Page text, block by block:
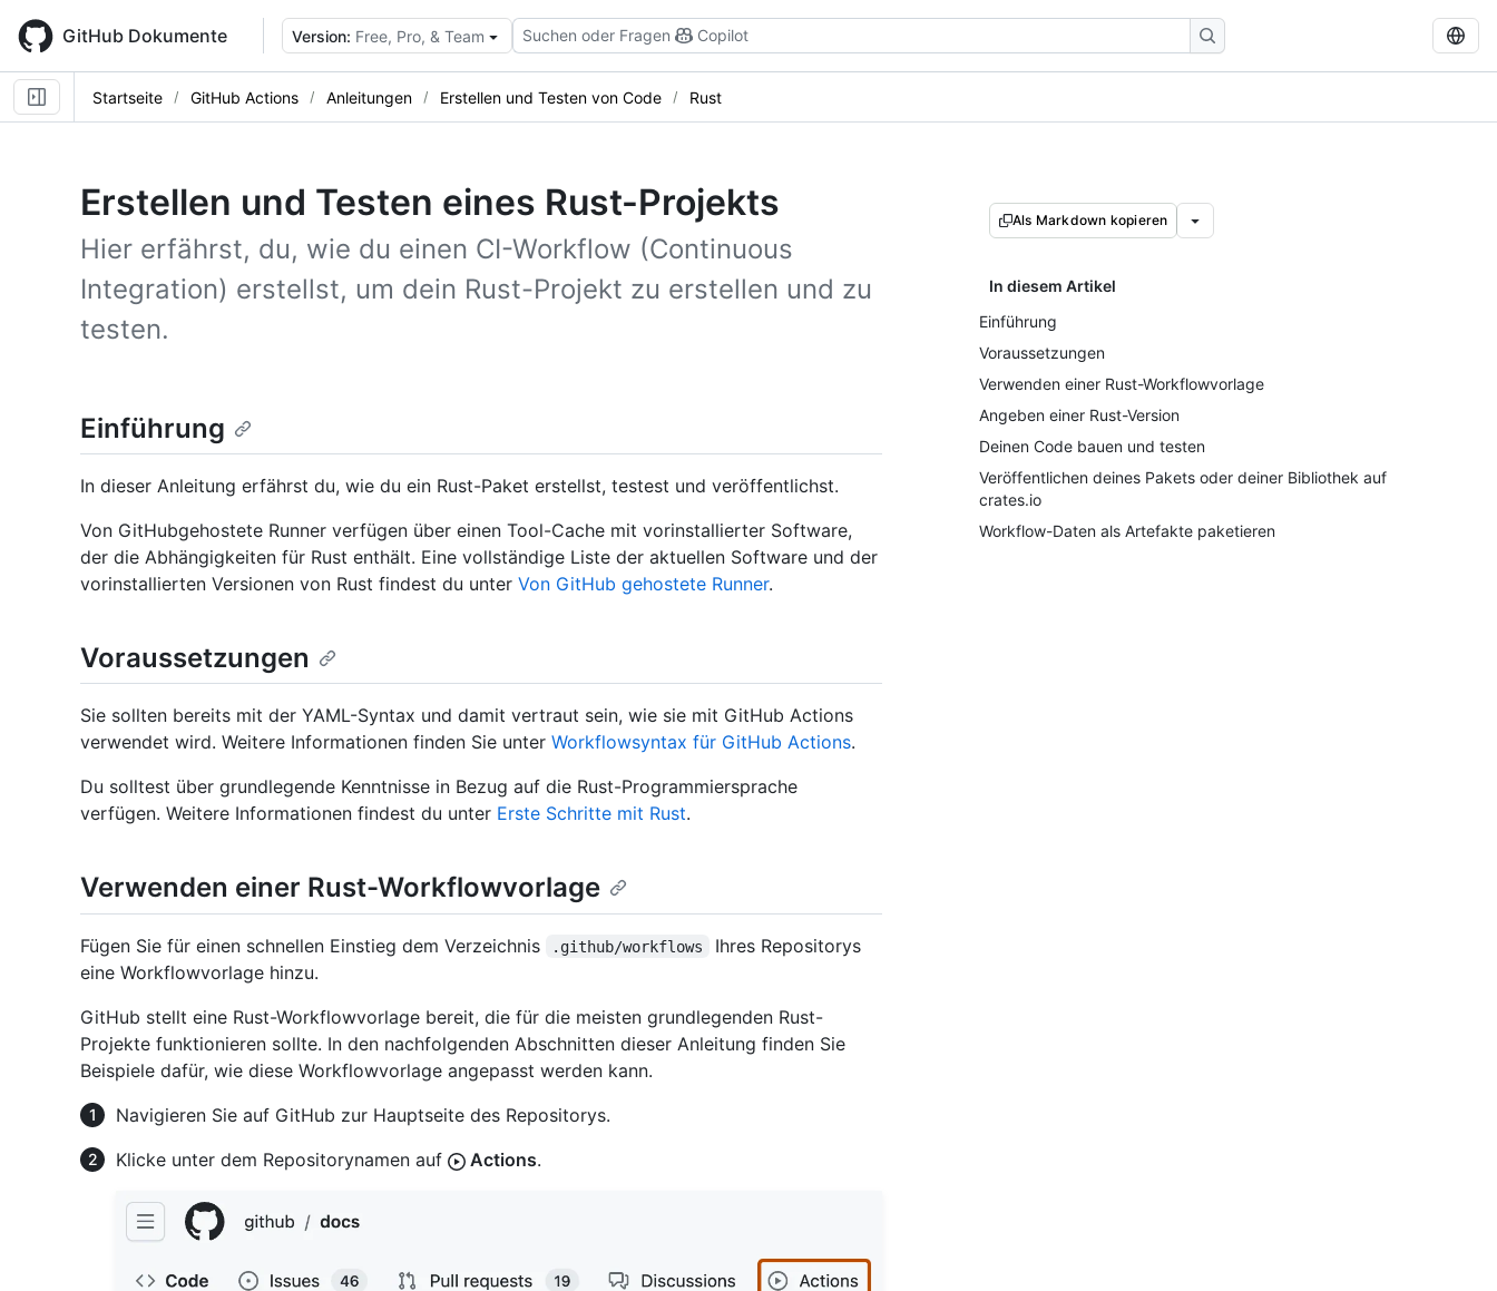
main
content
GitHub Dokumente Version: Free, Pro, & Team Suchen oder Fragen Copilot
Startseite GitHub Actions Anleitungen Erstellen und Testen von Code Rust
Erstellen und Testen eines Rust-Projekts
Hier erfährst, du, wie du einen CI-Workflow (Continuous
Integration) erstellst, um dein Rust-Projekt zu erstellen und zu
testen.
Als Markdown kopieren
In diesem Artikel
Einführung
Voraussetzungen
Verwenden einer Rust-Workflowvorlage
Angeben einer Rust-Version
Deinen Code bauen und testen
Veröffentlichen deines Pakets oder deiner Bibliothek auf
crates.io
Workflow-Daten als Artefakte paketieren
Einführung
In dieser Anleitung erfährst du, wie du ein Rust-Paket erstellst, testest und veröffentlichst.
Von GitHubgehostete Runner verfügen über einen Tool-Cache mit vorinstallierter Software,
der die Abhängigkeiten für Rust enthält. Eine vollständige Liste der aktuellen Software und der
vorinstallierten Versionen von Rust findest du unter Von GitHub gehostete Runner.
Voraussetzungen
Sie sollten bereits mit der YAML-Syntax und damit vertraut sein, wie sie mit GitHub Actions
verwendet wird. Weitere Informationen finden Sie unter Workflowsyntax für GitHub Actions.
Du solltest über grundlegende Kenntnisse in Bezug auf die Rust-Programmiersprache
verfügen. Weitere Informationen findest du unter Erste Schritte mit Rust.
Verwenden einer Rust-Workflowvorlage
Fügen Sie für einen schnellen Einstieg dem Verzeichnis .github/workflows
Ihres Repositorys
eine Workflowvorlage hinzu.
GitHub stellt eine Rust-Workflowvorlage bereit, die für die meisten grundlegenden Rust-
Projekte funktionieren sollte. In den nachfolgenden Abschnitten dieser Anleitung finden Sie
Beispiele dafür, wie diese Workflowvorlage angepasst werden kann.
Navigieren Sie auf GitHub zur Hauptseite des Repositorys.
Klicke unter dem Repositorynamen auf
Actions.